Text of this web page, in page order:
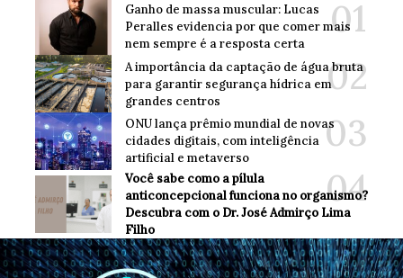
Ganho de massa muscular: Lucas
Peralles evidencia por que comer mais
nem sempre é a resposta certa
A importância da captação de água bruta
para garantir segurança hídrica em
grandes centros
ONU lança prêmio mundial de novas
cidades digitais, com inteligência
artificial e metaverso
Você sabe como a pílula
anticoncepcional funciona no organismo?
Descubra com o Dr. José Admirço Lima
Filho